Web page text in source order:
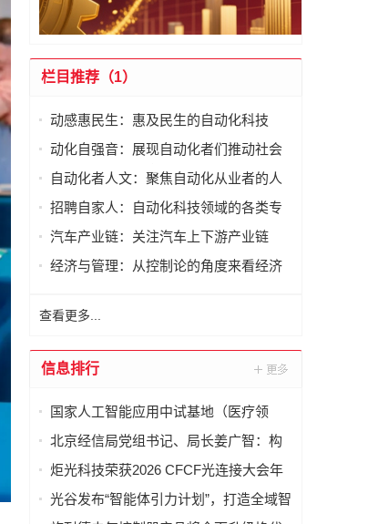
栏目推荐（1）
动感惠民生：惠及民生的自动化科技
动化自强音：展现自动化者们推动社会
进步发出的响亮声音
自动化者人文：聚焦自动化从业者的人
文思考
招聘自家人：自动化科技领域的各类专
家及人才需求资讯
汽车产业链：关注汽车上下游产业链
经济与管理：从控制论的角度来看经济
查看更多...
信息排行
国家人工智能应用中试基地（医疗领
域）·北京展厅在国际医药创新公园正式
北京经信局党组书记、局长姜广智：构
建科技创新和产业创新融合发展 “北京模
炬光科技荣获2026 CFCF光连接大会年
度产品创新奖，以晶圆级制造赋能AI时
光谷发布“智能体引力计划”，打造全域智
能体之城